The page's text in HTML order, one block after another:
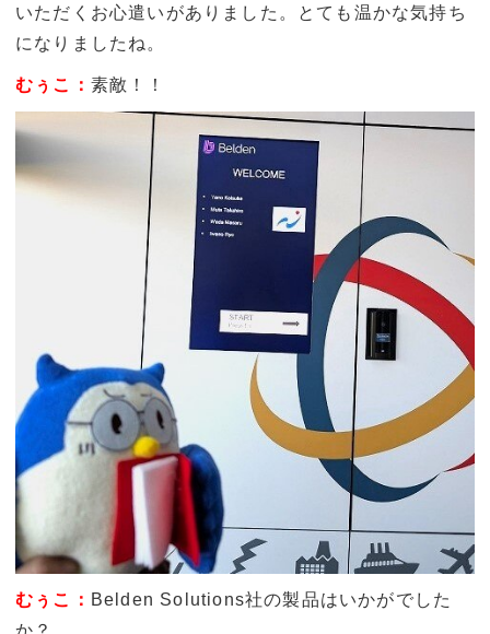
いただくお心遣いがありました。とても温かな気持ち
になりましたね。
むぅこ： 素敵！！
むぅこ： Belden Solutions社の製品はいかがでした
か？